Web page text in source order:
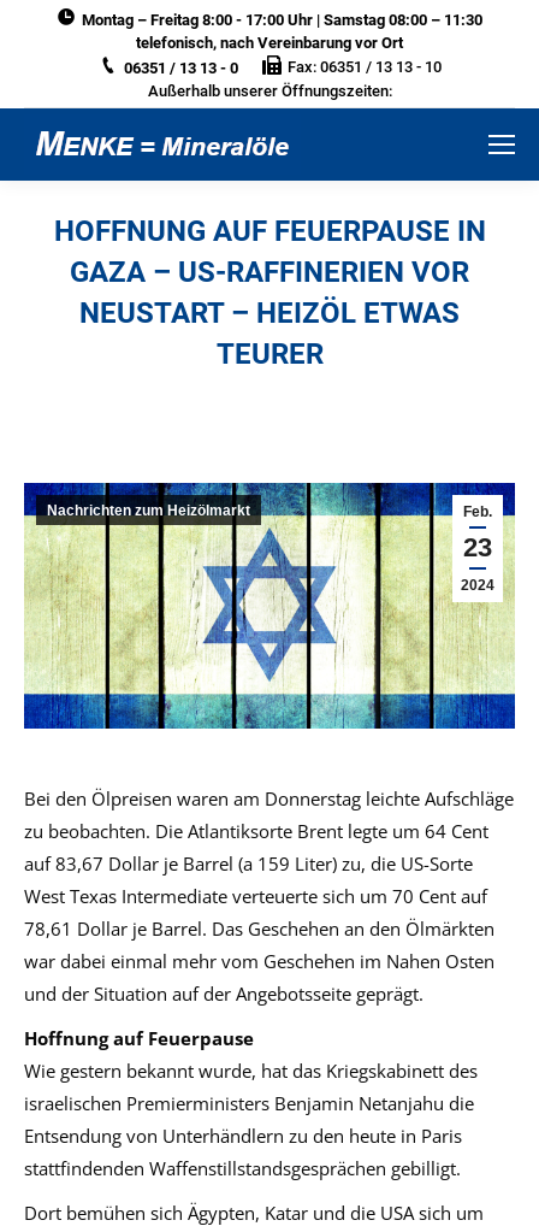
Montag – Freitag 8:00 - 17:00 Uhr | Samstag 08:00 – 11:30
telefonisch, nach Vereinbarung vor Ort
06351 / 13 13 - 0
Fax: 06351 / 13 13 - 10
Außerhalb unserer Öffnungszeiten:
HOFFNUNG AUF FEUERPAUSE IN
GAZA – US-RAFFINERIEN VOR
NEUSTART – HEIZÖL ETWAS
TEURER
Feb.
23
2024
Nachrichten zum Heizölmarkt
Bei den Ölpreisen waren am Donnerstag leichte Aufschläge
zu beobachten. Die Atlantiksorte Brent legte um 64 Cent
auf 83,67 Dollar je Barrel (a 159 Liter) zu, die US-Sorte
West Texas Intermediate verteuerte sich um 70 Cent auf
78,61 Dollar je Barrel. Das Geschehen an den Ölmärkten
war dabei einmal mehr vom Geschehen im Nahen Osten
und der Situation auf der Angebotsseite geprägt.
Hoffnung auf Feuerpause
Wie gestern bekannt wurde, hat das Kriegskabinett des
israelischen Premierministers Benjamin Netanjahu die
Entsendung von Unterhändlern zu den heute in Paris
stattfindenden Waffenstillstandsgesprächen gebilligt.
Dort bemühen sich Ägypten, Katar und die USA sich um